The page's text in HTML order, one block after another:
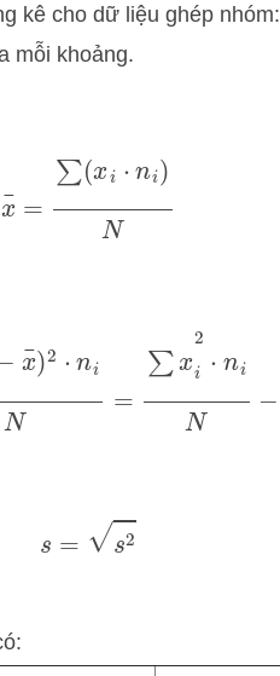
kê cho dữ liệu ghép nhóm:
mỗi khoảng.
∑(xi⋅ni )N
¯)2⋅ xi2⋅ niN
s= s2